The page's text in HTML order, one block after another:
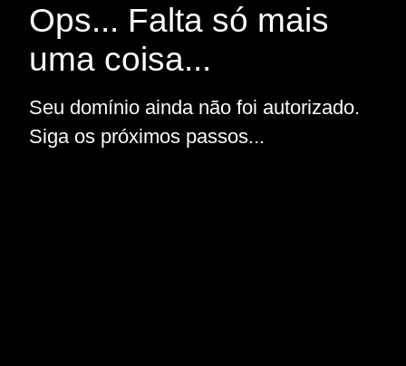
Ops... Falta só mais
uma coisa...
Seu domínio ainda não foi autorizado.
Siga os próximos passos...